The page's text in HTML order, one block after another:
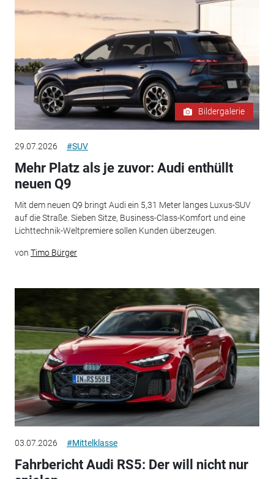
Bildergalerie
29.07.2026 #SUV
Mehr Platz als je zuvor: Audi enthüllt
neuen Q9
Mit dem neuen Q9 bringt Audi ein 5,31 Meter langes Luxus-SUV
auf die Straße. Sieben Sitze, Business-Class-Komfort und eine
Lichttechnik-Weltpremiere sollen Kunden überzeugen.
von Timo Bürger
03.07.2026 #Mittelklasse
Fahrbericht Audi RS5: Der will nicht nur